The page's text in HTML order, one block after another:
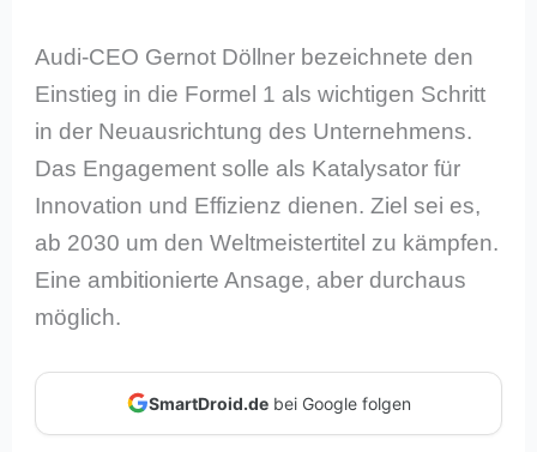
Audi-CEO Gernot Döllner bezeichnete den
Einstieg in die Formel 1 als wichtigen Schritt
in der Neuausrichtung des Unternehmens.
Das Engagement solle als Katalysator für
Innovation und Effizienz dienen. Ziel sei es,
ab 2030 um den Weltmeistertitel zu kämpfen.
Eine ambitionierte Ansage, aber durchaus
möglich.
SmartDroid.debei Google folgen